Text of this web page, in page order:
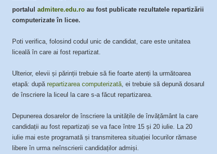
portalul admitere.edu.ro au fost publicate rezultatele repartizării
computerizate în licee.
Poti verifica, folosind codul unic de candidat, care este unitatea
liceală în care ai fost repartizat.
Ulterior, elevii și părinții trebuie să fie foarte atenți la următoarea
etapă: după repartizarea computerizată , ei trebuie să depună dosarul
de înscriere la liceul la care s-a făcut repartizarea.
Depunerea dosarelor de înscriere la unitățile de învățământ la care
candidații au fost repartizați se va face între 15 și 20 iulie. La 20
iulie mai este programată și transmiterea situației locurilor rămase
libere în urma neînscrierii candidaților admiși.